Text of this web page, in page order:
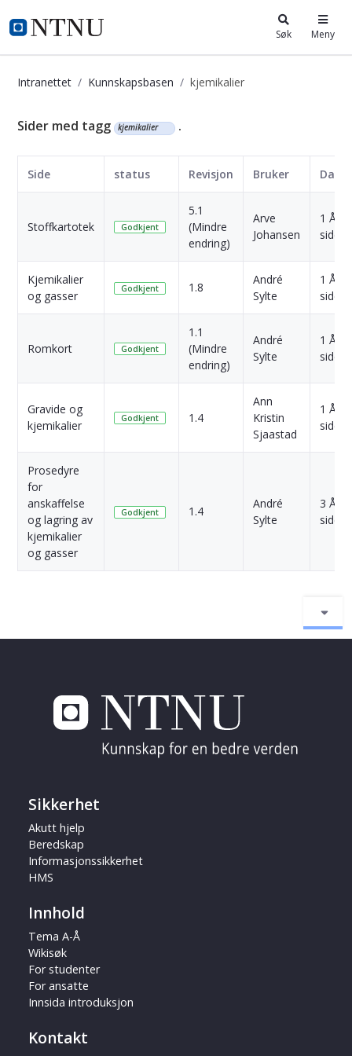
i.ntnu.no Søk Meny
Intranettet Kunnskapsbasen kjemikalier
Kunnskapsbasen
Sider med tagg kjemikalier .
Side status Revisjon Bruker Dato
Stoffkartotek Godkjent
5.1
(Mindre
endring)
Arve
Johansen
1 År
siden
Kjemikalier
og gasser
Godkjent 1.8
André
Sylte
1 År
siden
Romkort Godkjent
1.1
(Mindre
endring)
André
Sylte
1 År
siden
Gravide og
kjemikalier
Godkjent 1.4
Ann
Kristin
Sjaastad
1 År
siden
Prosedyre
for
anskaffelse
og lagring av
kjemikalier
og gasser
Godkjent 1.4
André
Sylte
3 År
siden
Sikkerhet
Akutt hjelp
Beredskap
Informasjonssikkerhet
HMS
Innhold
Tema A-Å
Wikisøk
For studenter
For ansatte
Innsida introduksjon
Kontakt